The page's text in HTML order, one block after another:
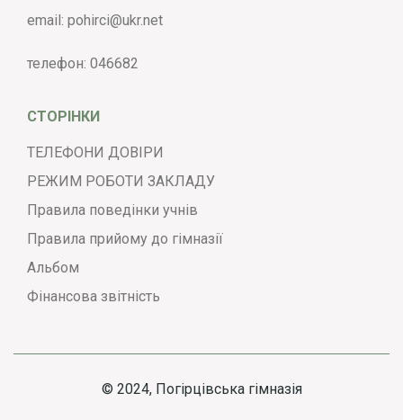
email: pohirci@ukr.net
телефон: 046682
СТОРІНКИ
ТЕЛЕФОНИ ДОВІРИ
РЕЖИМ РОБОТИ ЗАКЛАДУ
Правила поведінки учнів
Правила прийому до гімназії
Альбом
Фінансова звітність
© 2024, Погірцівська гімназія